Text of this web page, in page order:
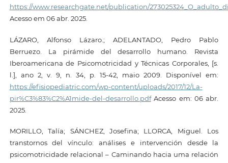
https://www.researchgate.net/publication/
Acesso em 06 abr. 2025.
LÁZARO, Alfonso Lázaro.; ADELANTADO, Pedro Pablo
Berruezo. La pirámide del desarrollo humano. Revista
Iberoamericana de Psicomotricidad y Técnicas Corporales, [s.
l.], ano 2, v. 9, n. 34, p. 15-42, maio 2009. Disponível em:
https://efisiopediatric.com/wp-content/uploads/2017/12/La-
pir%C3%83%C2%A1mide-del-desarrollo.pdfAcesso em: 06 abr.
2025.
MORILLO, Talía; SÁNCHEZ, Josefina; LLORCA, Miguel. Los
transtornos del vínculo: análises e intervención desde la
psicomotricidade relacional – Caminando hacia uma relación